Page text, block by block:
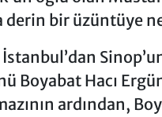
derin bir üzüntüye
Boyabat Hacı
ardından,